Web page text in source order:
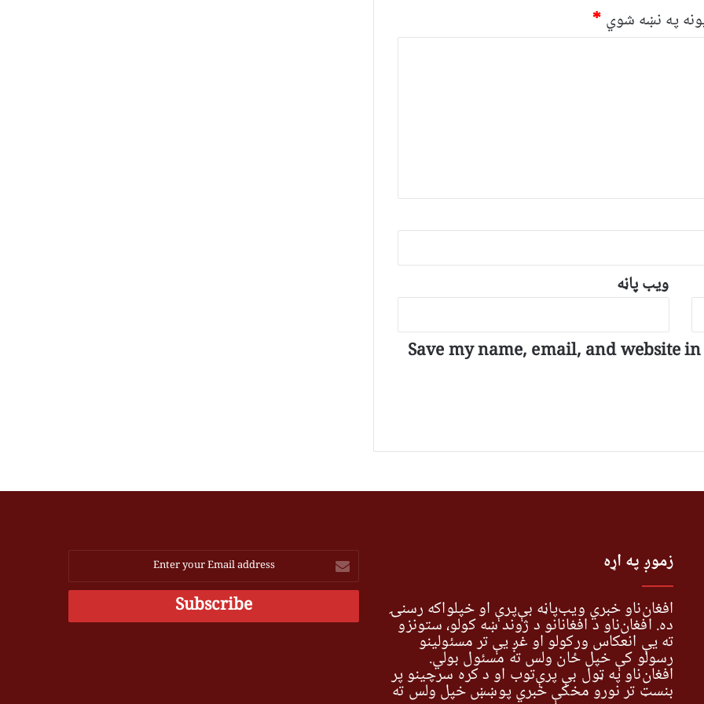
په نښه شوي *
ویب پاڼه
Save my name, email, and website
زموږ په اړه
افغان‌ناو خبري ویب‌پاڼه بې‌پرې او خپلواکه رسنۍ
ده. افغان‌ناو د افغانانو د ژوند ښه کولو، ستونزو
ته یې انعکاس ورکولو او غږ یې تر مسئولینو
رسولو کې خپل ځان ولس ته مسئول بولي.
افغان‌ناو په ټول بې پرې‌توب او د کره سرچینو پر
بنسټ تر نورو مخکې خبري پوښښ خپل ولس ته
Enter
your
Email